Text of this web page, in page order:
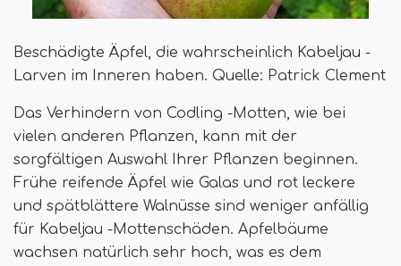
Beschädigte Äpfel, die wahrscheinlich Kabeljau -
Larven im Inneren haben. Quelle: Patrick Clement
Das Verhindern von Codling -Motten, wie bei
vielen anderen Pflanzen, kann mit der
sorgfältigen Auswahl Ihrer Pflanzen beginnen.
Frühe reifende Äpfel wie Galas und rot leckere
und spätblättere Walnüsse sind weniger anfällig
für Kabeljau -Mottenschäden. Apfelbäume
wachsen natürlich sehr hoch, was es dem